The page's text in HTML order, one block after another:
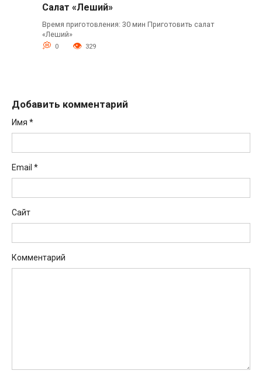
Салат «Леший»
Время приготовления: 30 мин Приготовить салат
«Леший»
0 329
Добавить комментарий
Имя *
Email *
Сайт
Комментарий